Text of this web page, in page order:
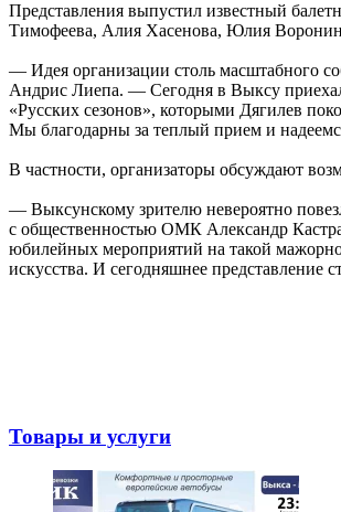
Представления выпустил известный
Тимофеева, Алия Хасенова, Юлия
— Идея организации столь масштабного
Андрис Лиепа. — Сегодня в Выксу
«Русских сезонов», которыми Дягилев
Мы благодарны за теплый прием и
В частности, организаторы обсуждают
— Выксунскому зрителю невероятно
с общественностью ОМК Александр
юбилейных мероприятий на такой
искусства. И сегодняшнее представление
Товары и услуги